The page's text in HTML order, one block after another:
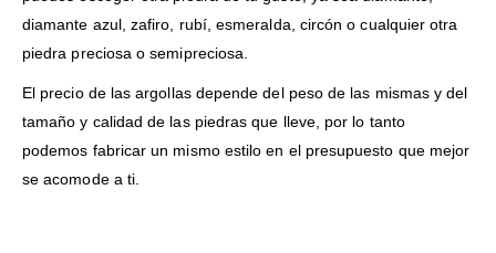
diamante azul, zafiro, rubí, esmeralda, circón o cualquier otra
piedra preciosa o semipreciosa.
El precio de las argollas depende del peso de las mismas y del
tamaño y calidad de las piedras que lleve, por lo tanto
podemos fabricar un mismo estilo en el presupuesto que mejor
se acomode a ti.